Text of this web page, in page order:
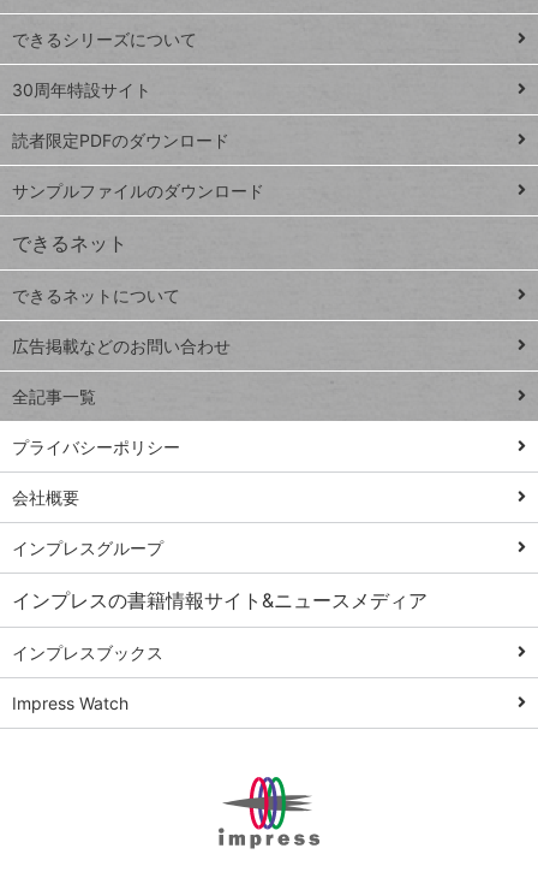
ド
Google
スプレ
ッドシ
ート
iPhone
VLOOKUP
close
閉じ
る
ト
ッ
プ
ペ
ジ
連載
Excel Q&A
トイアンナ流仕
事術
PowerAutomate
ではじめる業務
の完全自動化
AI議事録作成術
Windows 11
Q&A
Teams踏み込み
活用術
Excel講師の仕事
術
できるシリーズについて
30周年特設サイト
読者限定PDFのダウンロード
サンプルファイルのダウンロード
できるネット
できるネットについて
広告掲載などのお問い合わせ
全記事一覧
プライバシーポリシー
会社概要
インプレスグループ
インプレスの書籍情報サイト&ニュースメディア
インプレスブックス
Impress Watch